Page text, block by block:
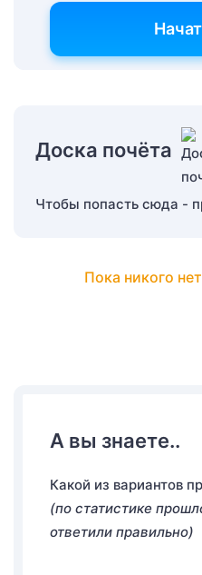
Доска почёта
Чтобы попасть сюда -
Пока никого
А вы знаете..
Какой из вариантов
(по статистике
ответили правильно)